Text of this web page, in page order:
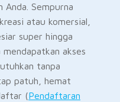
Anda. Sempurna
atau komersial,
super hingga
akses
tanpa
patuh, hemat
(Pendaftaran